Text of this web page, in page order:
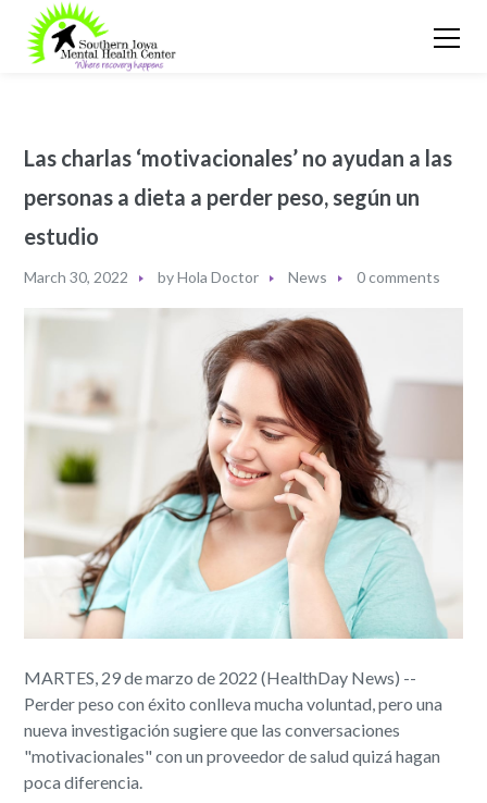
Las charlas ‘motivacionales’ no ayudan a las
personas a dieta a perder peso, según un
estudio
March 30, 2022 byHola Doctor News 0 comments
MARTES, 29 de marzo de 2022 (HealthDay News) --
Perder peso con éxito conlleva mucha voluntad, pero una
nueva investigación sugiere que las conversaciones
"motivacionales" con un proveedor de salud quizá hagan
poca diferencia.